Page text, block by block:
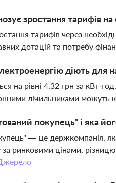
зростання тарифів на
тарифів через
дотацій та потребу
діють для
на рівні 4,32 грн за
лічильниками можуть
покупець" і яка
— це держкомпанія,
за ринковими цінами,